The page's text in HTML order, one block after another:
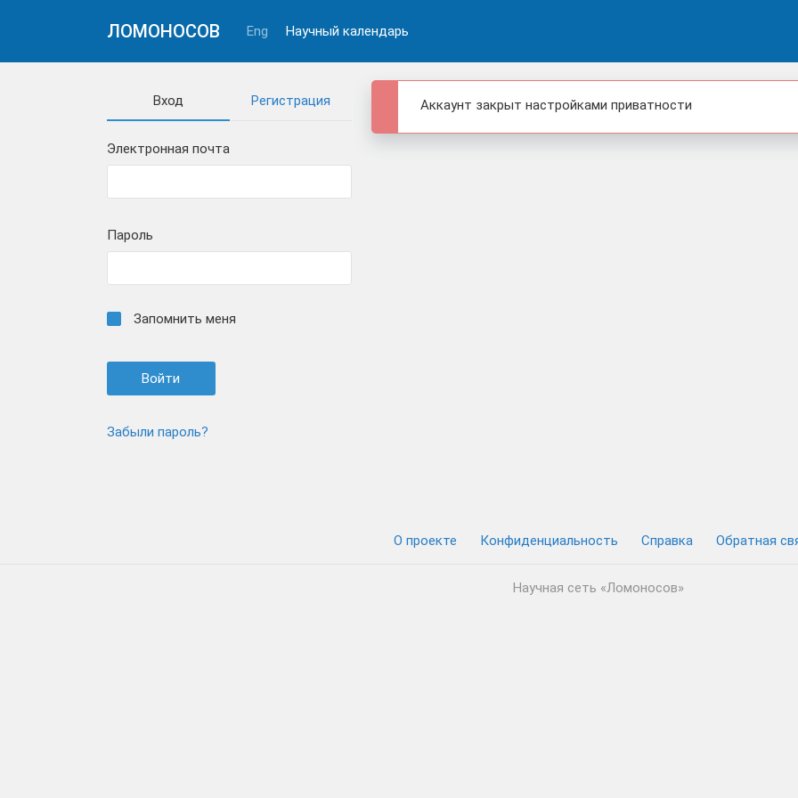
ЛОМОНОСОВ Eng Научный календарь
Вход Регистрация
Электронная почта
Пароль
Запомнить меня
Забыли пароль?
Аккаунт закрыт настройками приватности
О проекте Конфиденциальность Cправка Обратная
Научная сеть «Ломоносов»